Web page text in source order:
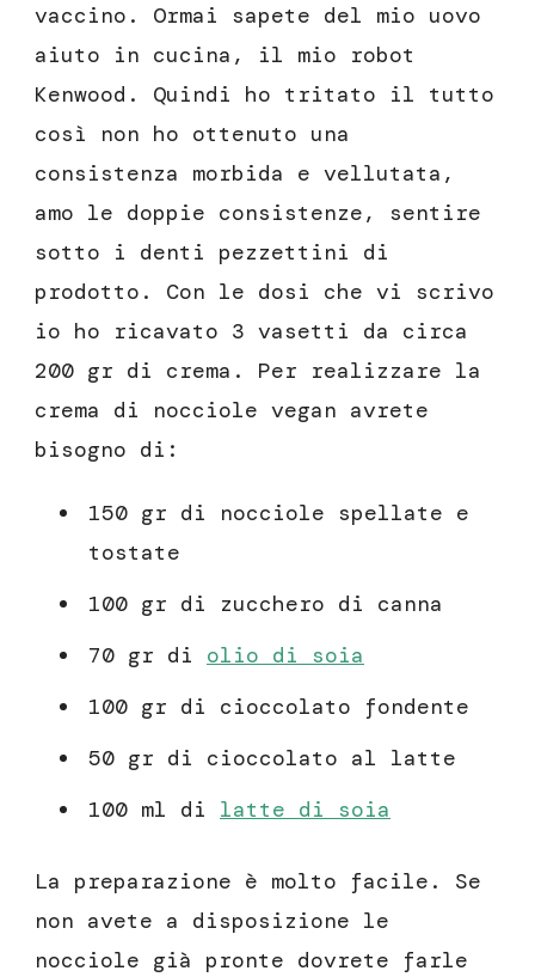
vaccino. Ormai sapete del mio uovo
aiuto in cucina, il mio robot
Kenwood. Quindi ho tritato il tutto
così non ho ottenuto una
consistenza morbida e vellutata,
amo le doppie consistenze, sentire
sotto i denti pezzettini di
prodotto. Con le dosi che vi scrivo
io ho ricavato 3 vasetti da circa
200 gr di crema. Per realizzare la
crema di nocciole vegan avrete
bisogno di:
150 gr di nocciole spellate e
tostate
100 gr di zucchero di canna
70 gr di olio di soia
100 gr di cioccolato fondente
50 gr di cioccolato al latte
100 ml di latte di soia
La preparazione è molto facile. Se
non avete a disposizione le
nocciole già pronte dovrete farle